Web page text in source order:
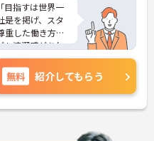
目指すは世界一
是を掲げ、スタ
重した働き方を
も清潔感があれ
いスタイルで無
張りやチーム
別報酬としてし
ーションを維持
は少なく、月9日
無料 紹介してもらう